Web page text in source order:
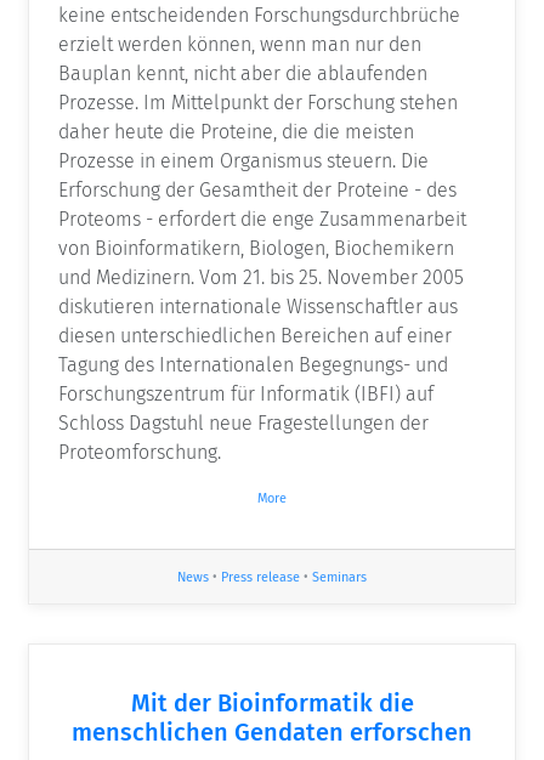
keine entscheidenden Forschungsdurchbrüche
erzielt werden können, wenn man nur den
Bauplan kennt, nicht aber die ablaufenden
Prozesse. Im Mittelpunkt der Forschung stehen
daher heute die Proteine, die die meisten
Prozesse in einem Organismus steuern. Die
Erforschung der Gesamtheit der Proteine - des
Proteoms - erfordert die enge Zusammenarbeit
von Bioinformatikern, Biologen, Biochemikern
und Medizinern. Vom 21. bis 25. November 2005
diskutieren internationale Wissenschaftler aus
diesen unterschiedlichen Bereichen auf einer
Tagung des Internationalen Begegnungs- und
Forschungszentrum für Informatik (IBFI) auf
Schloss Dagstuhl neue Fragestellungen der
Proteomforschung.
More
News • Press release • Seminars
Mit der Bioinformatik die
menschlichen Gendaten erforschen